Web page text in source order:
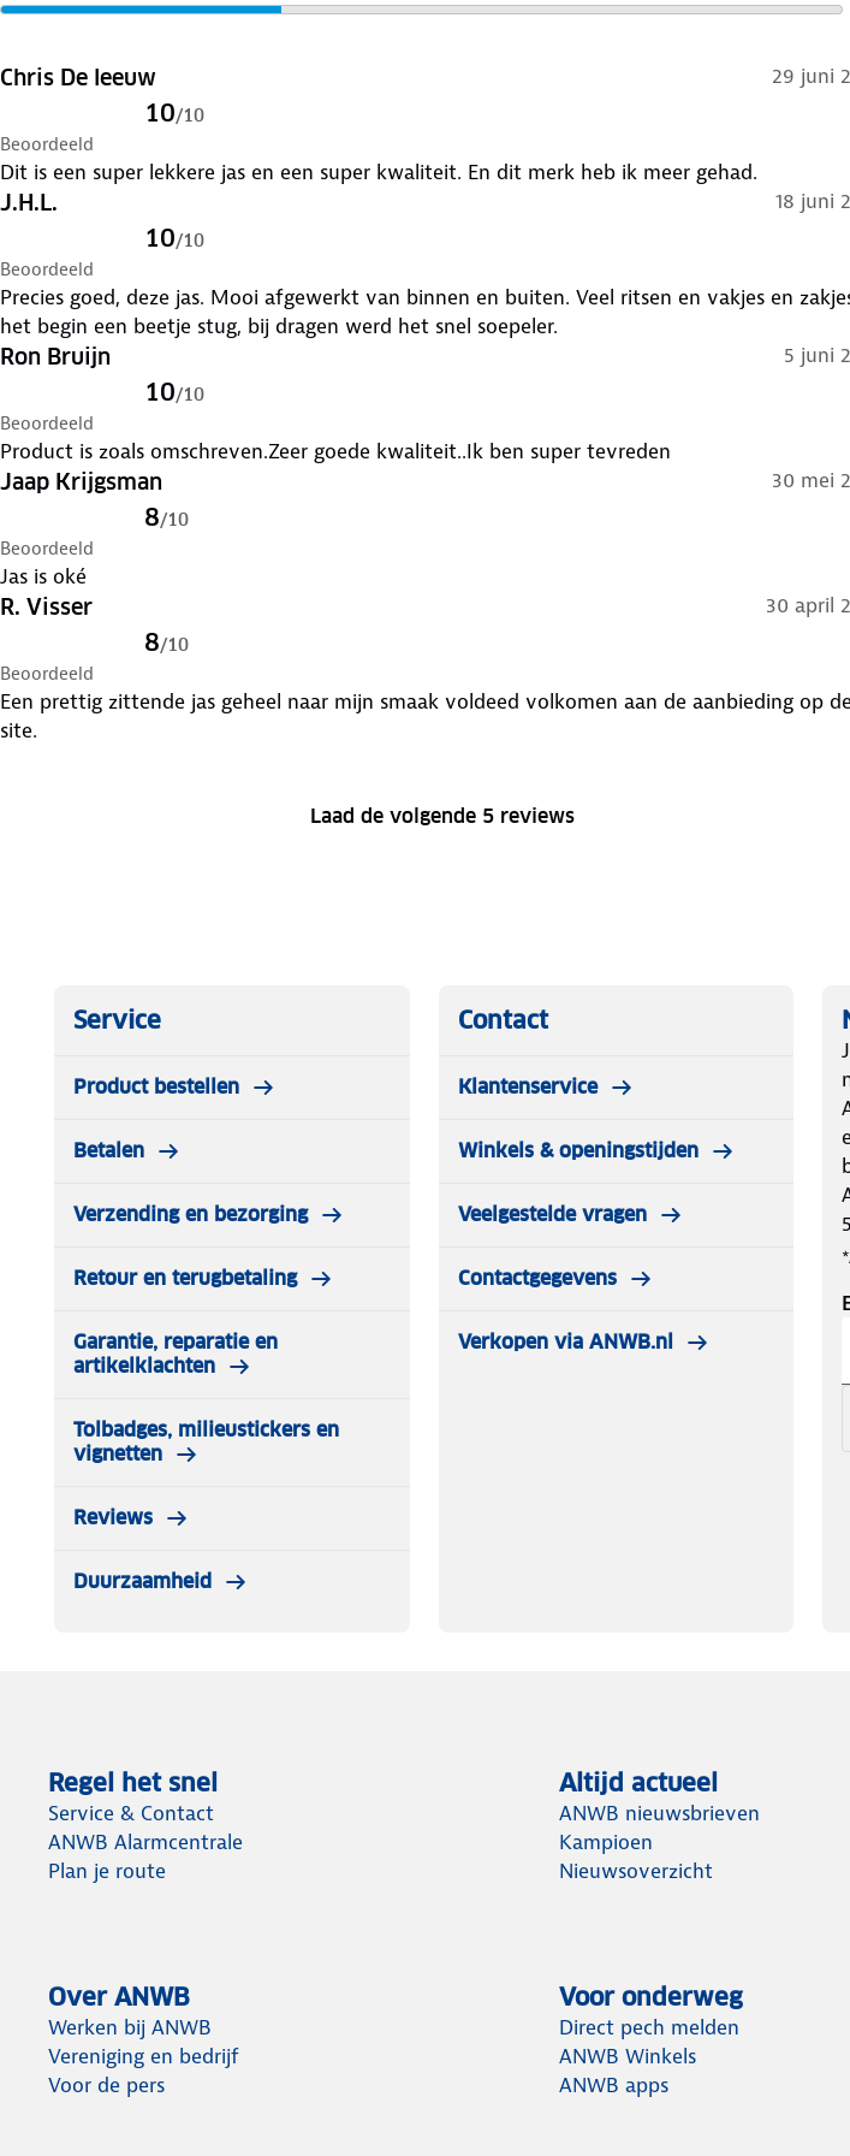
Chris De leeuw 29 juni
10/10
Beoordeeld
Dit is een super lekkere jas en een super kwaliteit. En dit merk heb ik meer gehad.
J.H.L. 18 juni
10/10
Beoordeeld
Precies goed, deze jas. Mooi afgewerkt van binnen en buiten. Veel ritsen en vakjes en
het begin een beetje stug, bij dragen werd het snel soepeler.
Ron Bruijn 5 juni
10/10
Beoordeeld
Product is zoals omschreven.Zeer goede kwaliteit..Ik ben super tevreden
Jaap Krijgsman 30 mei
8/10
Beoordeeld
Jas is oké
R. Visser 30 april
8/10
Beoordeeld
Een prettig zittende jas geheel naar mijn smaak voldeed volkomen aan de aanbieding op
site.
Laad de volgende 5 reviews
Service
Product bestellen
Betalen
Verzending en bezorging
Retour en terugbetaling
Garantie, reparatie en
artikelklachten
Tolbadges, milieustickers en
vignetten
Reviews
Duurzaamheid
Contact
Klantenservice
Winkels & openingstijden
Veelgestelde vragen
Contactgegevens
Verkopen via ANWB.nl
Regel het snel
Service & Contact
ANWB Alarmcentrale
Plan je route
Altijd actueel
ANWB nieuwsbrieven
Kampioen
Nieuwsoverzicht
Over ANWB
Werken bij ANWB
Vereniging en bedrijf
Voor de pers
Voor onderweg
Direct pech melden
ANWB Winkels
ANWB apps